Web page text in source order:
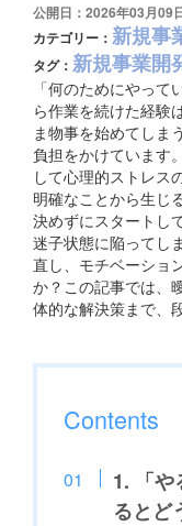
公開日：2026年03月09
カテゴリー： 新規事
タグ： 新規事業開
「何のためにやっ
ら作業を続けた経験
ま物事を始めてしま
負担をかけています
して心理的ストレス
明確なことから生じ
決めずにスタートし
迷子状態に陥ってし
直し、モチベーショ
か？この記事では、
体的な解決策まで、
Contents
1. 「や
るとど